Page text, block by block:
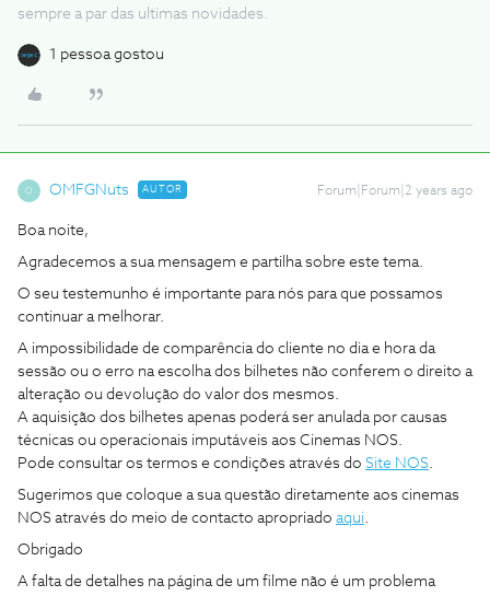
sempre a par das ultimas novidades.
1 pessoa gostou
O OMFGNuts AUTOR Forum|Forum|2 years ago
Boa noite,
Agradecemos a sua mensagem e partilha sobre este tema.
O seu testemunho é importante para nós para que possamos
continuar a melhorar.
A impossibilidade de comparência do cliente no dia e hora da
sessão ou o erro na escolha dos bilhetes não conferem o direito a
alteração ou devolução do valor dos mesmos.
A aquisição dos bilhetes apenas poderá ser anulada por causas
técnicas ou operacionais imputáveis aos Cinemas NOS.
Pode consultar os termos e condições através do Site NOS.
Sugerimos que coloque a sua questão diretamente aos cinemas
NOS através do meio de contacto apropriado aqui.
Obrigado
A falta de detalhes na página de um filme não é um problema